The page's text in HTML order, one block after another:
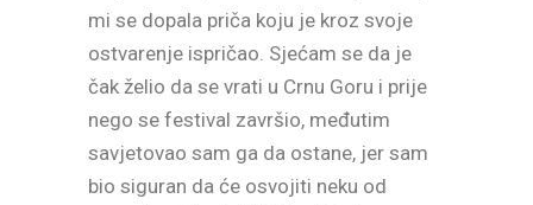
mi se dopala priča koju je kroz svoje
ostvarenje ispričao. Sjećam se da je
čak želio da se vrati u Crnu Goru i prije
nego se festival završio, međutim
savjetovao sam ga da ostane, jer sam
bio siguran da će osvojiti neku od